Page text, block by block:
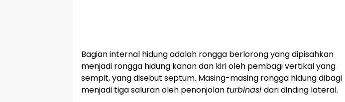
Bagian internal hidung adalah rongga berlorong yang dipisahkan
menjadi rongga hidung kanan dan kiri oleh pembagi vertikal yang
sempit, yang disebut septum. Masing-masing rongga hidung dibagi
menjadi tiga saluran oleh penonjolan turbinasi dari dinding lateral.